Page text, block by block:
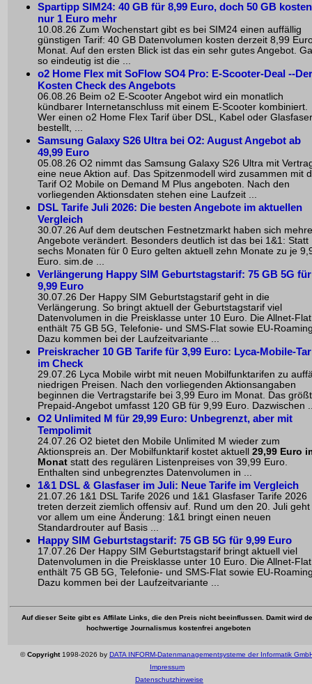
Spartipp SIM24: 40 GB für 8,99 Euro, doch 50 GB kosten
nur 1 Euro mehr
10.08.26 Zum Wochenstart gibt es bei SIM24 einen auffällig
günstigen Tarif: 40 GB Datenvolumen kosten derzeit 8,99
Monat. Auf den ersten Blick ist das ein sehr gutes Angebot.
so eindeutig ist die ...
o2 Home Flex mit SoFlow SO4 Pro: E-Scooter-Deal --Der
Kosten Check des Angebots
06.08.26 Beim o2 E-Scooter Angebot wird ein monatlich
kündbarer Internetanschluss mit einem E-Scooter kombiniert.
Wer einen o2 Home Flex Tarif über DSL, Kabel oder Glasfaser
bestellt, ...
Samsung Galaxy S26 Ultra bei O2: August Angebot ab
49,99 Euro
05.08.26 O2 nimmt das Samsung Galaxy S26 Ultra mit
eine neue Aktion auf. Das Spitzenmodell wird zusammen mit
Tarif O2 Mobile on Demand M Plus angeboten. Nach den
vorliegenden Aktionsdaten stehen eine Laufzeit ...
DSL Tarife Juli 2026: Die besten Angebote im aktuellen
Vergleich
30.07.26 Auf dem deutschen Festnetzmarkt haben sich
Angebote verändert. Besonders deutlich ist das bei 1&1: Statt
sechs Monaten für 0 Euro gelten aktuell zehn Monate zu je
Euro. sim.de ...
Verlängerung Happy SIM Geburtstagstarif: 75 GB 5G für
9,99 Euro
30.07.26 Der Happy SIM Geburtstagstarif geht in die
Verlängerung. So bringt aktuell der Geburtstagstarif viel
Datenvolumen in die Preisklasse unter 10 Euro. Die Allnet-Flat
enthält 75 GB 5G, Telefonie- und SMS-Flat sowie EU-
Dazu kommen bei der Laufzeitvariante ...
Preiskracher 10 GB Tarife für 3,99 Euro: Lyca-Mobile-
im Check
29.07.26 Lyca Mobile wirbt mit neuen Mobilfunktarifen zu
niedrigen Preisen. Nach den vorliegenden Aktionsangaben
beginnen die Vertragstarife bei 3,99 Euro im Monat. Das
Prepaid-Angebot umfasst 120 GB für 9,99 Euro. Dazwischen
O2 Unlimited M für 29,99 Euro: Unbegrenzt, aber mit
Tempolimit
24.07.26 O2 bietet den Mobile Unlimited M wieder zum
Aktionspreis an. Der Mobilfunktarif kostet aktuell 29,99 Euro
Monat statt des regulären Listenpreises von 39,99 Euro.
Enthalten sind unbegrenztes Datenvolumen in ...
1&1 DSL & Glasfaser im Juli: Neue Tarife im Vergleich
21.07.26 1&1 DSL Tarife 2026 und 1&1 Glasfaser Tarife 2026
treten derzeit ziemlich offensiv auf. Rund um den 20. Juli geht
vor allem um eine Änderung: 1&1 bringt einen neuen
Standardrouter auf Basis ...
Happy SIM Geburtstagstarif: 75 GB 5G für 9,99 Euro
17.07.26 Der Happy SIM Geburtstagstarif bringt aktuell viel
Datenvolumen in die Preisklasse unter 10 Euro. Die Allnet-Flat
enthält 75 GB 5G, Telefonie- und SMS-Flat sowie EU-
Dazu kommen bei der Laufzeitvariante ...
Auf dieser Seite gibt es Affilate Links, die den Preis nicht beeinflussen. Damit wird
hochwertige Journalismus kostenfrei angeboten
©Copyright1998-2026 by DATA INFORM-Datenmanagementsysteme der Informatik
Impressum
Datenschutzhinweise